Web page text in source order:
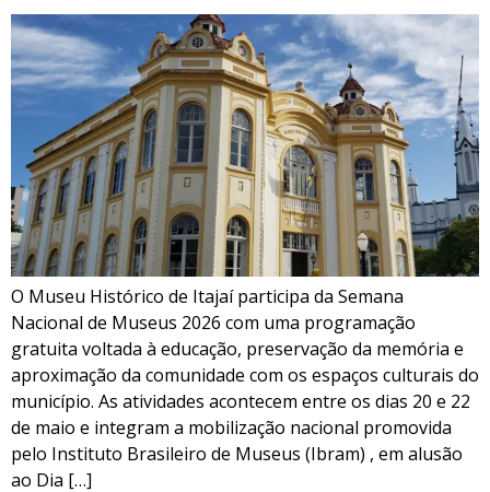
O Museu Histórico de Itajaí participa da Semana
Nacional de Museus 2026 com uma programação
gratuita voltada à educação, preservação da memória e
aproximação da comunidade com os espaços culturais do
município. As atividades acontecem entre os dias 20 e 22
de maio e integram a mobilização nacional promovida
pelo Instituto Brasileiro de Museus (Ibram) , em alusão
ao Dia […]